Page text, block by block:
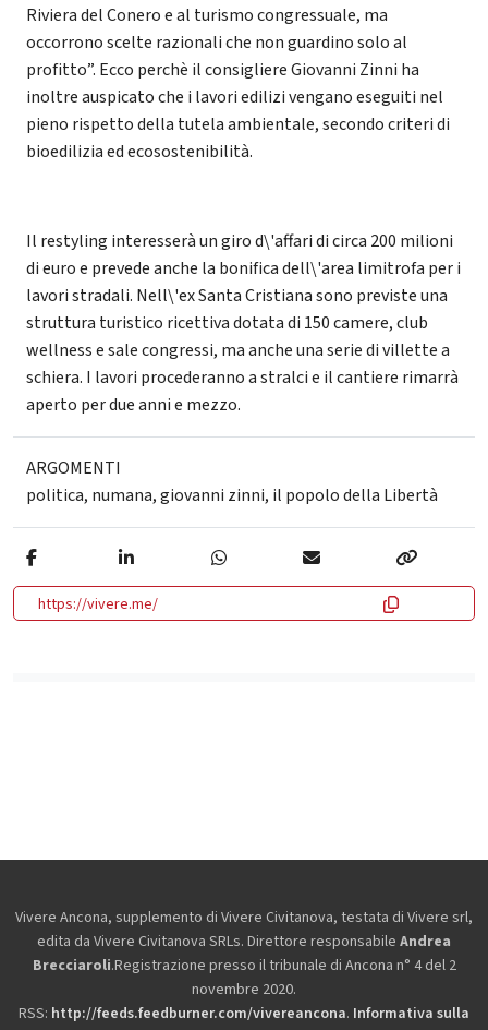
Riviera del Conero e al turismo congressuale, ma
occorrono scelte razionali che non guardino solo al
profitto”. Ecco perchè il consigliere Giovanni Zinni ha
inoltre auspicato che i lavori edilizi vengano eseguiti nel
pieno rispetto della tutela ambientale, secondo criteri di
bioedilizia ed ecosostenibilità.
Il restyling interesserà un giro d\'affari di circa 200 milioni
di euro e prevede anche la bonifica dell\'area limitrofa per i
lavori stradali. Nell\'ex Santa Cristiana sono previste una
struttura turistico ricettiva dotata di 150 camere, club
wellness e sale congressi, ma anche una serie di villette a
schiera. I lavori procederanno a stralci e il cantiere rimarrà
aperto per due anni e mezzo.
ARGOMENTI
politica, numana,giovanni zinni, il popolo della Libertà
https://vivere.me/
Vivere Ancona, supplemento di Vivere Civitanova, testata di Vivere srl,
edita da Vivere Civitanova SRLs. Direttore responsabile Andrea
Brecciaroli.Registrazione presso il tribunale di Ancona n° 4 del 2
novembre 2020.
RSS: http://feeds.feedburner.com/vivereancona. Informativa sulla